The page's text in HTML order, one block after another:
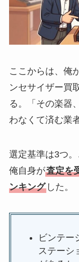
ここからは、俺
ンセサイザー買
る。「その楽器
わなくて済む業
選定基準は3つ。
俺自身が査定を
ンキングした。
ビンテー
ステーシ